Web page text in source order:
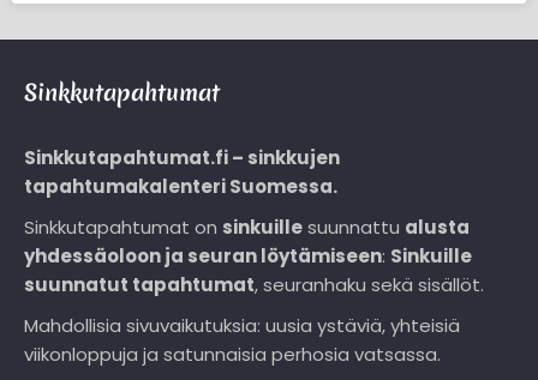
Sinkkutapahtumat
Sinkkutapahtumat.fi – sinkkujen
tapahtumakalenteri Suomessa.
Sinkkutapahtumat on sinkuillesuunnattu alusta
yhdessäoloon ja seuran löytämiseen: Sinkuille
suunnatut tapahtumat, seuranhaku sekä sisällöt.
Mahdollisia sivuvaikutuksia: uusia ystäviä, yhteisiä
viikonloppuja ja satunnaisia perhosia vatsassa.